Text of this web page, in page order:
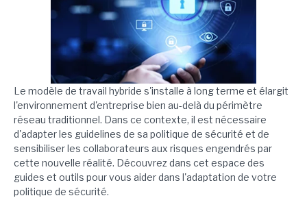
Le modèle de travail hybride s'installe à long terme et élargit
l'environnement d'entreprise bien au-delà du périmètre
réseau traditionnel. Dans ce contexte, il est nécessaire
d'adapter les guidelines de sa politique de sécurité et de
sensibiliser les collaborateurs aux risques engendrés par
cette nouvelle réalité. Découvrez dans cet espace des
guides et outils pour vous aider dans l'adaptation de votre
politique de sécurité.